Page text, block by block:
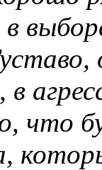
в
что